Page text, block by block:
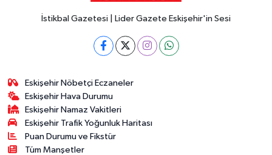
İstikbal Gazetesi | Lider Gazete Eskişehir'in Sesi
Eskişehir Nöbetçi Eczaneler
Eskişehir Hava Durumu
Eskişehir Namaz Vakitleri
Eskişehir Trafik Yoğunluk Haritası
Puan Durumu ve Fikstür
Tüm Manşetler